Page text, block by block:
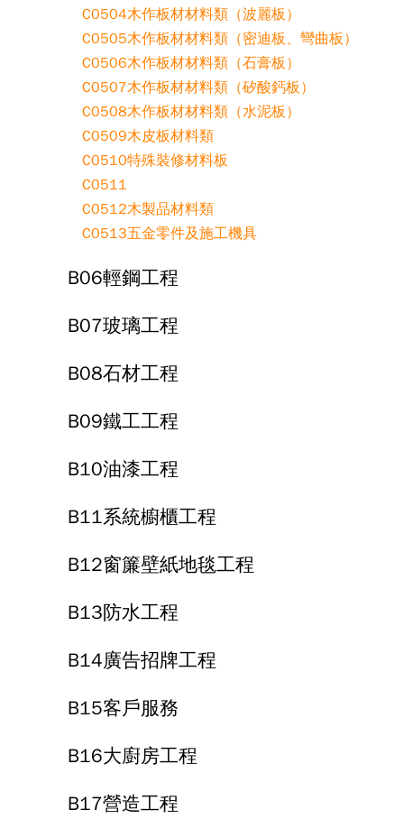
C0504木作板材材料類（波麗板）
C0505木作板材材料類（密迪板、彎曲板）
C0506木作板材材料類（石膏板）
C0507木作板材材料類（矽酸鈣板）
C0508木作板材材料類（水泥板）
C0509木皮板材料類
C0510特殊裝修材料板
C0511
C0512木製品材料類
C0513五金零件及施工機具
B06輕鋼工程
B07玻璃工程
B08石材工程
B09鐵工工程
B10油漆工程
B11系統櫥櫃工程
B12窗簾壁紙地毯工程
B13防水工程
B14廣告招牌工程
B15客戶服務
B16大廚房工程
B17營造工程